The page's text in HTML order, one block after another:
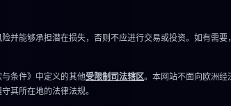
能够承担潜在损失，否则不应进行交易或投资。如有需要
条件》中定义的其他受限制司法辖区。本网站不面向欧洲经
其所在地的法律法规。